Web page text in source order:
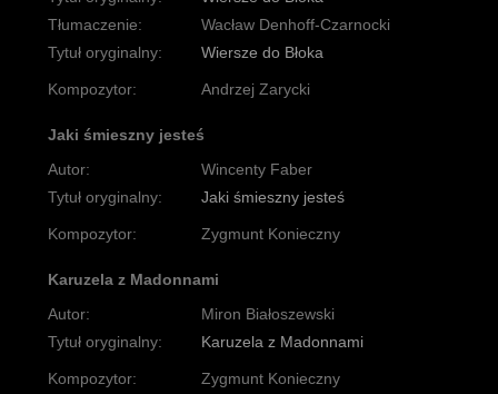
Tłumaczenie:
Wacław Denhoff-Czarnocki
Tytuł oryginalny:
Wiersze do Błoka
Kompozytor: Andrzej Zarycki
Jaki śmieszny jesteś
Autor:
Wincenty Faber
Tytuł oryginalny:
Jaki śmieszny jesteś
Kompozytor: Zygmunt Konieczny
Karuzela z Madonnami
Autor:
Miron Białoszewski
Tytuł oryginalny:
Karuzela z Madonnami
Kompozytor: Zygmunt Konieczny